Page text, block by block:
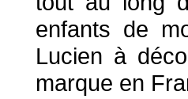
enfants de
Lucien à
marque en